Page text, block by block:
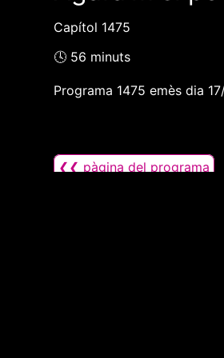
Capítol 1475
🕓 56 minuts
Programa 1475 emès dia
❮❮ pàgina del programa